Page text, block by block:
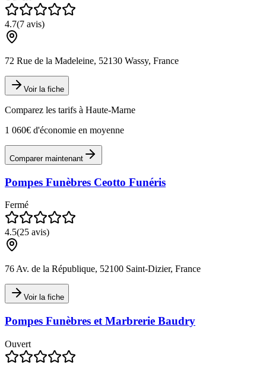
4.7(7 avis)
72 Rue de la Madeleine, 52130 Wassy, France
Voir la fiche
Comparez les tarifs à Haute-Marne
1 060€ d'économie en moyenne
Comparer maintenant
Pompes Funèbres Ceotto Funéris
Fermé
4.5(25 avis)
76 Av. de la République, 52100 Saint-Dizier, France
Voir la fiche
Pompes Funèbres et Marbrerie Baudry
Ouvert